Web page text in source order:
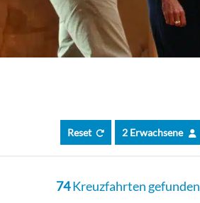
Reset 2 Erwachsene
74Kreuzfahrten gefunden